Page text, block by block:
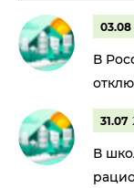
03.08
В
31.07
В